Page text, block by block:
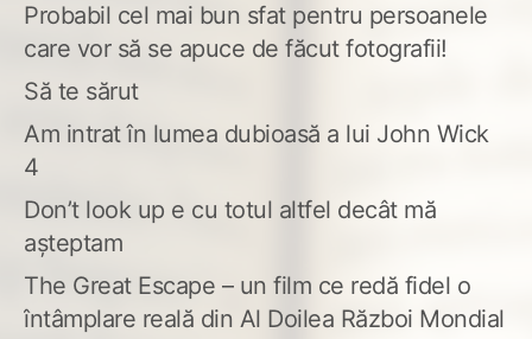
Probabil cel mai bun sfat pentru persoanele
care vor să se apuce de făcut fotografii!
Să te sărut
Am intrat în lumea dubioasă a lui John Wick
4
Don’t look up e cu totul altfel decât mă
așteptam
The Great Escape – un film ce redă fidel o
întâmplare reală din Al Doilea Război Mondial